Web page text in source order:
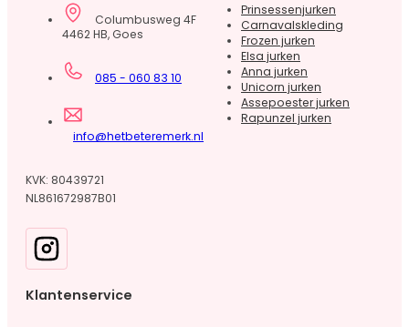
Columbusweg 4F
4462 HB, Goes
085 - 060 83 10
info@hetbeteremerk.nl
KVK: 80439721
NL861672987B01
Prinsessenjurken
Carnavalskleding
Frozen jurken
Elsa jurken
Anna jurken
Unicorn jurken
Assepoester jurken
Rapunzel jurken
Klantenservice